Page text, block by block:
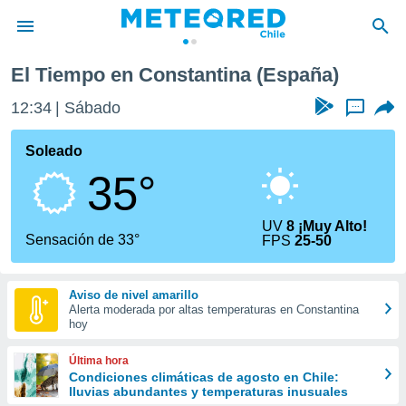
de
por
que se
calidad.
a este
las
y
forma
digital
basada
El Tiempo en Constantina (España)
12:34 Sábado ...
Soleado
35°
Sensación de 33°
UV8 ¡Muy Alto!
FPS25-50
Aviso de nivel amarillo
Alerta moderada por altas temperaturas en Constantina
hoy
Última hora
Condiciones climáticas de agosto en Chile:
lluvias abundantes y temperaturas inusuales